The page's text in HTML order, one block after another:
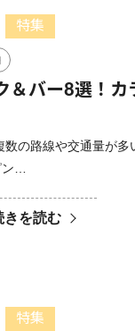
特集
＆バー8選！カ
の路線や交通量が多
…
きを読む
特集